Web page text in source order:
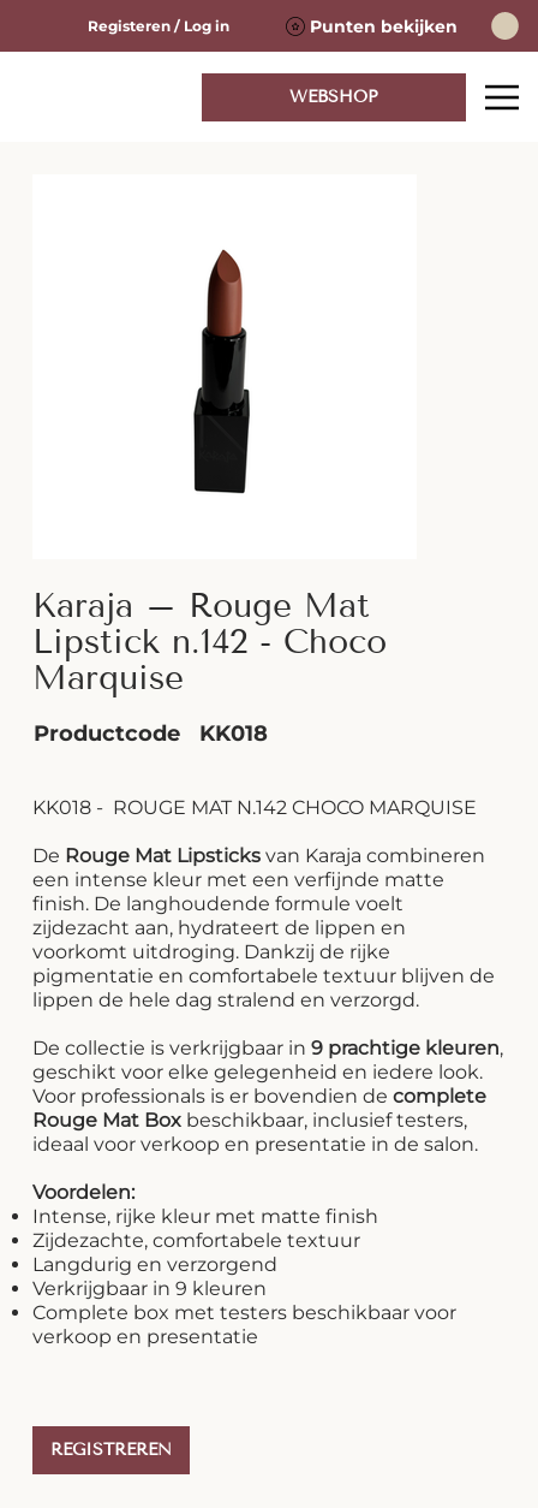
Punten bekijken
Registeren / Log in
WEBSHOP
Karaja – Rouge Mat
Lipstick n.142 - Choco
Marquise
Productcode KK018
KK018 - ROUGE MAT N.142 CHOCO MARQUISE
De Rouge Mat Lipsticks van Karaja combineren
een intense kleur met een verfijnde matte
finish. De langhoudende formule voelt
zijdezacht aan, hydrateert de lippen en
voorkomt uitdroging. Dankzij de rijke
pigmentatie en comfortabele textuur blijven de
lippen de hele dag stralend en verzorgd.
De collectie is verkrijgbaar in9 prachtige kleuren,
geschikt voor elke gelegenheid en iedere look.
Voor professionals is er bovendien decomplete
Rouge Mat Box beschikbaar, inclusief testers,
ideaal voor verkoop en presentatie in de salon.
Voordelen:
Intense, rijke kleur met matte finish
Zijdezachte, comfortabele textuur
Langdurig en verzorgend
Verkrijgbaar in 9 kleuren
Complete box met testers beschikbaar voor
verkoop en presentatie
REGISTREREN